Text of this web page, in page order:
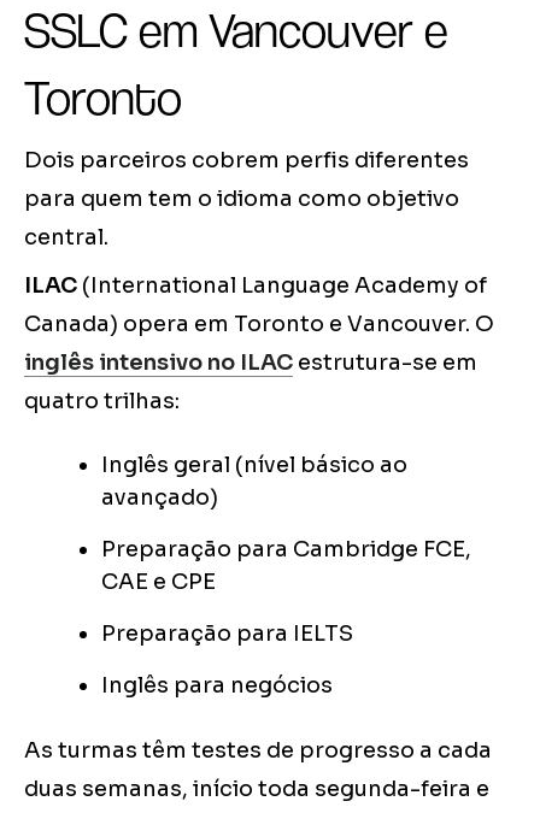
SSLC em Vancouver e
Toronto
Dois parceiros cobrem perfis diferentes
para quem tem o idioma como objetivo
central.
ILAC (International Language Academy of
Canada) opera em Toronto e Vancouver. O
inglês intensivo no ILAC estrutura-se em
quatro trilhas:
Inglês geral (nível básico ao
avançado)
Preparação para Cambridge FCE,
CAE e CPE
Preparação para IELTS
Inglês para negócios
As turmas têm testes de progresso a cada
duas semanas, início toda segunda-feira e